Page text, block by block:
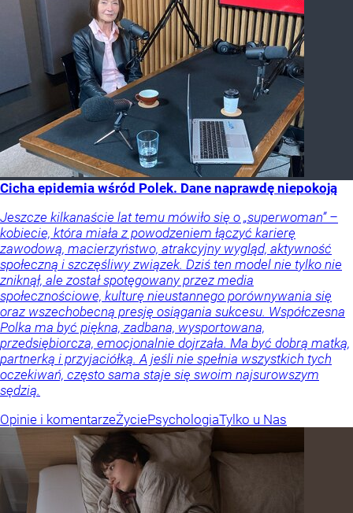
Cicha epidemia wśród Polek. Dane naprawdę niepokoją
Jeszcze kilkanaście lat temu mówiło się o „superwoman” –
kobiecie, która miała z powodzeniem łączyć karierę
zawodową, macierzyństwo, atrakcyjny wygląd, aktywność
społeczną i szczęśliwy związek. Dziś ten model nie tylko nie
zniknął, ale został spotęgowany przez media
społecznościowe, kulturę nieustannego porównywania się
oraz wszechobecną presję osiągania sukcesu. Współczesna
Polka ma być piękna, zadbana, wysportowana,
przedsiębiorcza, emocjonalnie dojrzała. Ma być dobrą matką,
partnerką i przyjaciółką. A jeśli nie spełnia wszystkich tych
oczekiwań, często sama staje się swoim najsurowszym
sędzią.
Opinie i komentarzeŻyciePsychologiaTylko u Nas